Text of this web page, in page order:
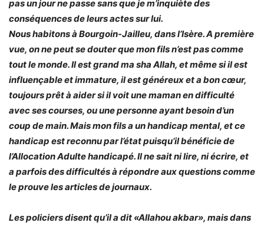
pas un jour ne passe sans que je m’inquiète des
conséquences de leurs actes sur lui.
Nous habitons à Bourgoin-Jailleu, dans l’Isère. A première
vue, on ne peut se douter que mon fils n’est pas comme
tout le monde. Il est grand ma sha Allah, et même si il est
influençable et immature, il est généreux et a bon cœur,
toujours prêt à aider si il voit une maman en difficulté
avec ses courses, ou une personne ayant besoin d’un
coup de main. Mais mon fils a un handicap mental, et ce
handicap est reconnu par l’état puisqu’il bénéficie de
l’Allocation Adulte handicapé. Il ne sait ni lire, ni écrire, et
a parfois des difficultés à répondre aux questions comme
le prouve les articles de journaux.
Les policiers disent qu’il a dit «Allahou akbar», mais dans